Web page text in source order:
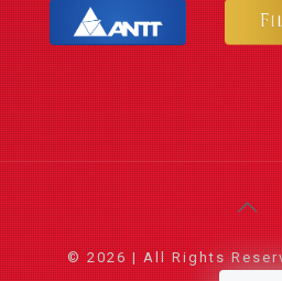
© 2026 | All Rights